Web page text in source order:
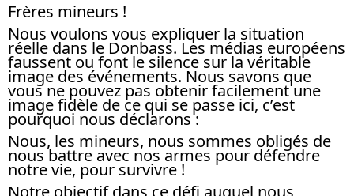
Frères mineurs !
Nous voulons vous expliquer la situation
réelle dans le Donbass. Les médias européens
faussent ou font le silence sur la véritable
image des événements. Nous savons que
vous ne pouvez pas obtenir facilement une
image fidèle de ce qui se passe ici, c’est
pourquoi nous déclarons :
Nous, les mineurs, nous sommes obligés de
nous battre avec nos armes pour défendre
notre vie, pour survivre !